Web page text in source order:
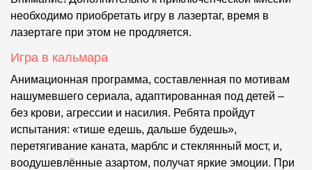
необходимо приобретать игру в лазертаг, время в
лазертаге при этом не продляется.
Игра в кальмара
Анимационная программа, составленная по мотивам
нашумевшего сериала, адаптированная под детей –
без крови, агрессии и насилия. Ребята пройдут
испытания: «тише едешь, дальше будешь»,
перетягивание каната, марблс и стеклянный мост, и,
воодушевлённые азартом, получат яркие эмоции. При